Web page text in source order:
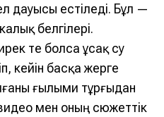
дауысы естіледі. Бұл —
белгілері.
те болса ұсақ су
кейін басқа жерге
ғылыми тұрғыдан
мен оның сюжеттік